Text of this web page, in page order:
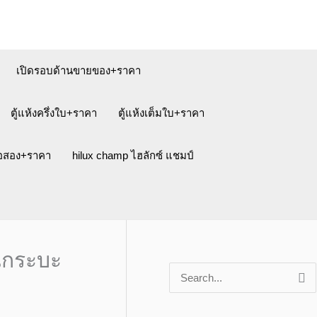
เปิดรอบด้านขายของ+ราคา
ตู้แห้งครึ่งใบ+ราคา ตู้แห้งเต็มใบ+ราคา
อง+ราคา hilux champ ไฮลักซ์ แชมป์
ระบะ